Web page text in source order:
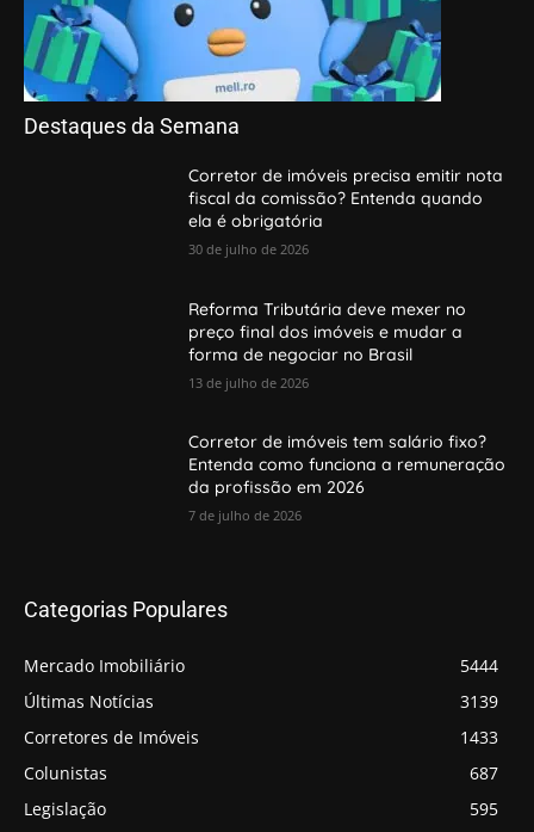
Destaques da Semana
Corretor de imóveis precisa emitir nota
fiscal da comissão? Entenda quando
ela é obrigatória
30 de julho de 2026
Reforma Tributária deve mexer no
preço final dos imóveis e mudar a
forma de negociar no Brasil
13 de julho de 2026
Corretor de imóveis tem salário fixo?
Entenda como funciona a remuneração
da profissão em 2026
7 de julho de 2026
Categorias Populares
Mercado Imobiliário
5444
Últimas Notícias
3139
Corretores de Imóveis
1433
Colunistas
687
Legislação
595